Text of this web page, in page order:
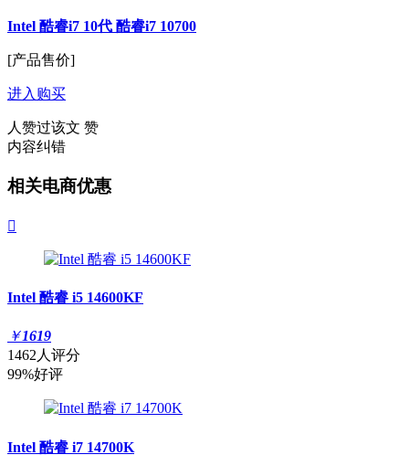
Intel 酷睿i7 10代 酷睿i7 10700
[产品售价]
进入购买
人赞过该文 赞
内容纠错
相关电商优惠

Intel 酷睿 i5 14600KF
￥1619
1462人评分
99%好评
Intel 酷睿 i7 14700K